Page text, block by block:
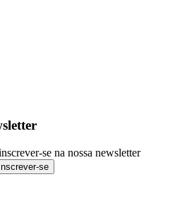
se na nossa newsletter
se